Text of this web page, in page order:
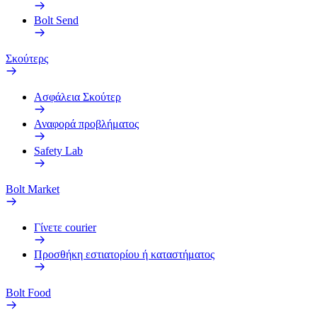
Bolt Send
Σκούτερς
Ασφάλεια Σκούτερ
Αναφορά προβλήματος
Safety Lab
Bolt Market
Γίνετε courier
Προσθήκη εστιατορίου ή καταστήματος
Bolt Food